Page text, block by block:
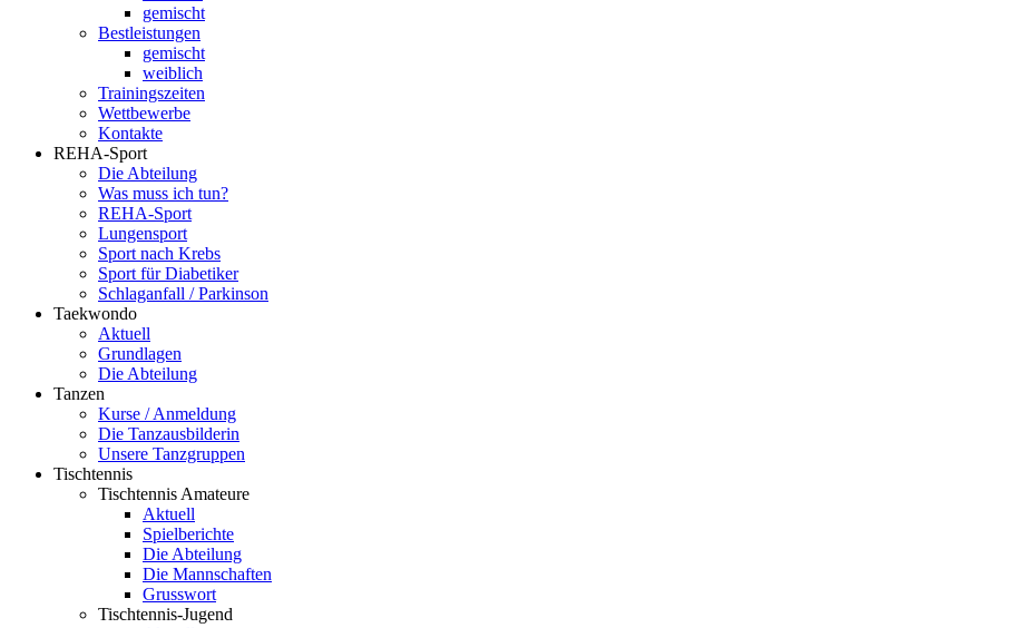
gemischt
Bestleistungen
gemischt
weiblich
Trainingszeiten
Wettbewerbe
Kontakte
REHA-Sport
Die Abteilung
Was muss ich tun?
REHA-Sport
Lungensport
Sport nach Krebs
Sport für Diabetiker
Schlaganfall / Parkinson
Taekwondo
Aktuell
Grundlagen
Die Abteilung
Tanzen
Kurse / Anmeldung
Die Tanzausbilderin
Unsere Tanzgruppen
Tischtennis
Tischtennis Amateure
Aktuell
Spielberichte
Die Abteilung
Die Mannschaften
Grusswort
Tischtennis-Jugend